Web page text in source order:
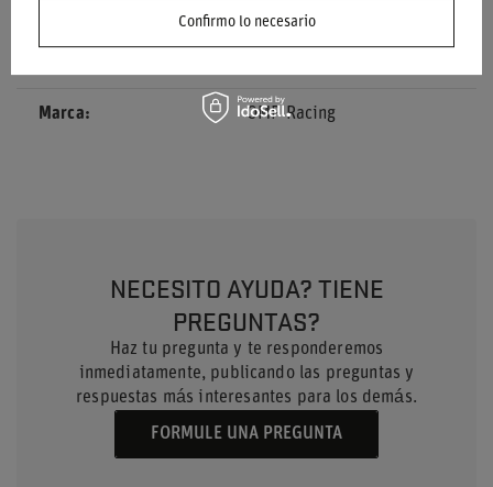
Masculino
Marca OMP Racing
NECESITO AYUDA? TIENE
PREGUNTAS?
Haz tu pregunta y te responderemos
inmediatamente, publicando las preguntas y
respuestas más interesantes para los demás.
FORMULE UNA PREGUNTA
Confirmo lo necesario